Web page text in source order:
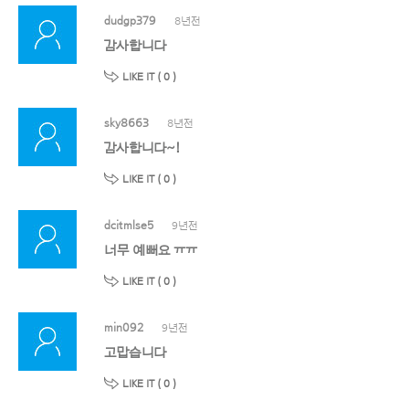
dudgp379 8년전
감사합니다
LIKE IT ( 0 )
sky8663 8년전
감사합니다~!
LIKE IT ( 0 )
dcitmlse5 9년전
너무 예뻐요 ㅠㅠ
LIKE IT ( 0 )
min092 9년전
고맙습니다
LIKE IT ( 0 )